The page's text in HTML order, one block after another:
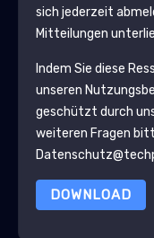
sich jederzeit
Mitteilungen
Indem Sie diese
unseren
geschützt durch
weiteren Fragen
DOWNLOAD